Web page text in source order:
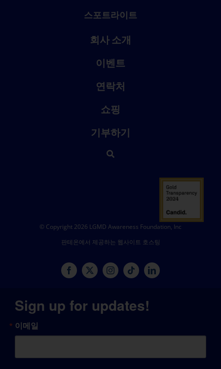
스포트라이트
회사 소개
이벤트
연락처
쇼핑
기부하기
© Copyright 2026 LGMD Awareness Foundation, Inc
판테온에서 제공하는 웹사이트 호스팅
Sign up for updates!
이메일